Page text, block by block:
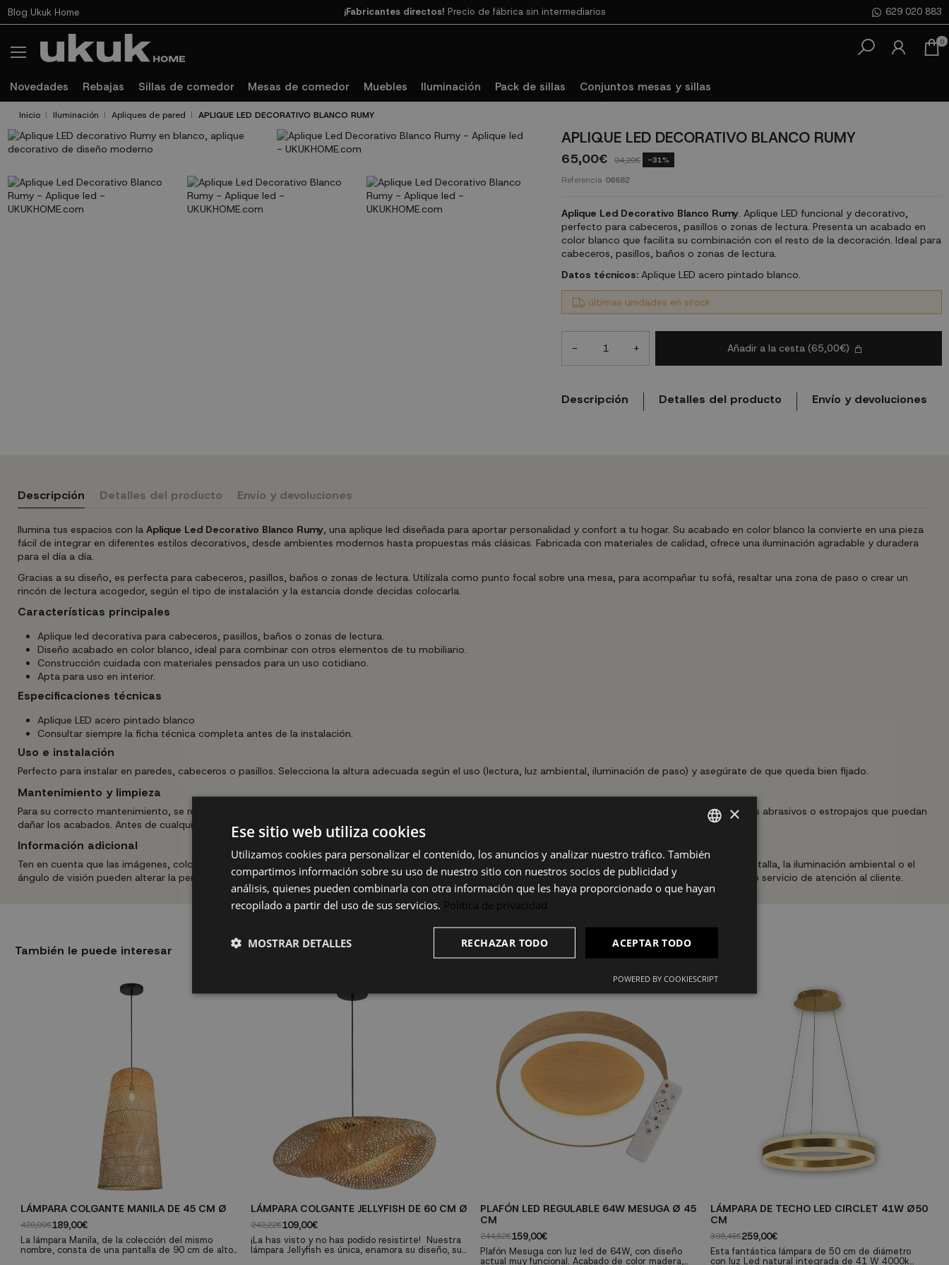
Blog Ukuk Home Paga en 3cuotas SIN INTERESES con SeQura 629 020 883
0
Novedades Rebajas Sillas de comedor Mesas de comedor Muebles Iluminación Pack de sillas Conjuntos mesas y sillas
Inicio Iluminación Apliques de pared APLIQUE LED DECORATIVO BLANCO RUMY
APLIQUE LED DECORATIVO BLANCO RUMY
65,00€ 94,20€ -31%
Referencia 06682
Aplique Led Decorativo Blanco Rumy. Aplique LED funcional y decorativo,
perfecto para cabeceros, pasillos o zonas de lectura. Presenta un acabado en
color blanco que facilita su combinación con el resto de la decoración. Ideal para
cabeceros, pasillos, baños o zonas de lectura.
Datos técnicos:Aplique LED acero pintado blanco.
últimas unidades en stock
- + Añadir a la cesta (65,00€)
Descripción Detalles del producto Envío y devoluciones
Descripción Detalles del producto Envío y devoluciones
Ilumina tus espacios con la Aplique Led Decorativo Blanco Rumy, una aplique led diseñada para aportar personalidad y confort a tu hogar. Su acabado en color blanco la convierte en una pieza
fácil de integrar en diferentes estilos decorativos, desde ambientes modernos hasta propuestas más clásicas. Fabricada con materiales de calidad, ofrece una iluminación agradable y duradera
para el día a día.
Gracias a su diseño, es perfecta para cabeceros, pasillos, baños o zonas de lectura. Utilízala como punto focal sobre una mesa, para acompañar tu sofá, resaltar una zona de paso o crear un
rincón de lectura acogedor, según el tipo de instalación y la estancia donde decidas colocarla.
Características principales
Aplique led decorativa para cabeceros, pasillos, baños o zonas de lectura.
Diseño acabado en color blanco, ideal para combinar con otros elementos de tu mobiliario.
Construcción cuidada con materiales pensados para un uso cotidiano.
Apta para uso en interior.
Especificaciones técnicas
Aplique LED acero pintado blanco
Consultar siempre la ficha técnica completa antes de la instalación.
Uso e instalación
Perfecto para instalar en paredes, cabeceros o pasillos. Selecciona la altura adecuada según el uso (lectura, luz ambiental, iluminación de paso) y asegúrate de que queda bien fijado.
Mantenimiento y limpieza
Para su correcto mantenimiento, se recomienda limpiar la estructura y la pantalla con un paño suave y ligeramente humedecido, evitando productos químicos abrasivos o estropajos que puedan
dañar los acabados. Antes de cualquier tarea de limpieza o sustitución de la bombilla, desconecta siempre la luminaria de la red eléctrica.
Información adicional
Ten en cuenta que las imágenes, colores y medidas mostradas son orientativos y pueden presentar ligeras variaciones. Factores como la calibración de la pantalla, la iluminación ambiental o el
ángulo de visión pueden alterar la percepción real del producto. Si necesitas confirmar algún dato técnico concreto, te recomendamos contactar con nuestro servicio de atención al cliente.
También le puede interesar
LÁMPARA COLGANTE MANILA DE 45 CM Ø
420,00€189,00€
La lámpara Manila, de la colección del mismo
nombre, consta de una pantalla de 90 cm de alto,
LÁMPARA COLGANTE JELLYFISH DE 60 CM Ø
242,22€109,00€
¡La has visto y no has podido resistirte! Nuestra
lámpara Jellyfish es única, enamora su diseño, su
PLAFÓN LED REGULABLE 64W MESUGA Ø 45
CM
244,62€159,00€
Plafón Mesuga con luz led de 64W, con diseño
actual muy funcional. Acabado de color madera,
LÁMPARA DE TECHO LED CIRCLET 41W Ø50
CM
398,46€259,00€
Esta fantástica lámpara de 50 cm de diámetro
con luz Led natural integrada de 41 W 4000k
SPANISH
×
Ese sitio web utiliza cookies
Utilizamos cookies para personalizar el contenido, los anuncios y analizar nuestro tráfico. También
compartimos información sobre su uso de nuestro sitio con nuestros socios de publicidad y
análisis, quienes pueden combinarla con otra información que les haya proporcionado o que hayan
recopilado a partir del uso de sus servicios. Política de privacidad
ACEPTAR TODO
RECHAZAR TODO
MOSTRAR DETALLES
POWERED BY COOKIESCRIPT